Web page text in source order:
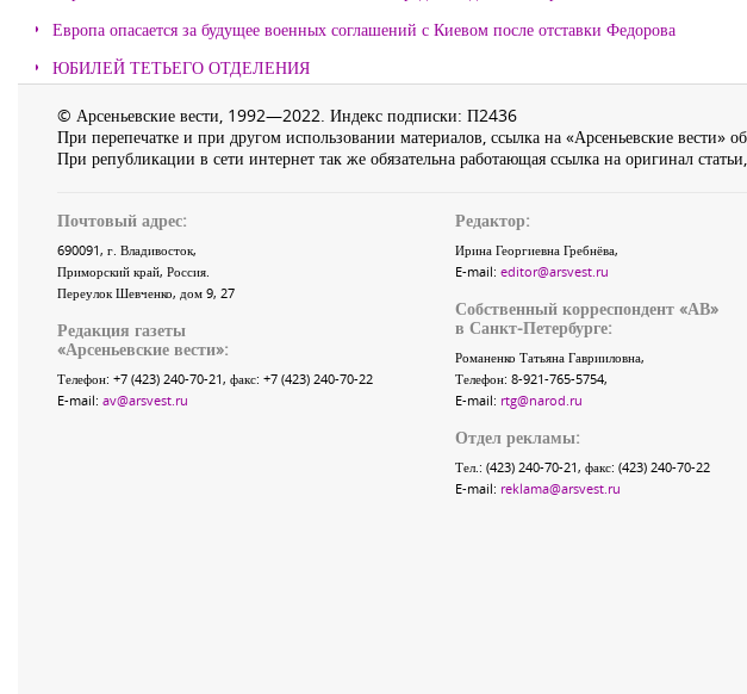
Европа опасается за будущее военных соглашений с Киевом после отставки Федорова
ЮБИЛЕЙ ТЕТЬЕГО ОТДЕЛЕНИЯ
© Арсеньевские вести, 1992—2022. Индекс подписки: П2436
При перепечатке и при другом использовании материалов, ссылка на «Арсеньевские вести»
При републикации в сети интернет так же обязательна работающая ссылка на оригинал
Почтовый адрес:
690091, г. Владивосток,
Приморский край, Россия.
Переулок Шевченко, дом 9, 27
Редакция газеты
«Арсеньевские вести»:
Телефон: +7 (423) 240-70-21, факс: +7 (423) 240-70-22
E-mail: av@arsvest.ru
Редактор:
Ирина Георгиевна Гребнёва,
E-mail: editor@arsvest.ru
Собственный корреспондент «АВ»
в Санкт-Петербурге:
Романенко Татьяна Гаврииловна,
Телефон: 8-921-765-5754,
E-mail: rtg@narod.ru
Отдел рекламы:
Тел.: (423) 240-70-21, факс: (423) 240-70-22
E-mail: reklama@arsvest.ru